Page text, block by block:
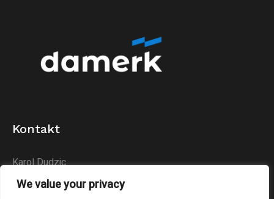
We value your privacy
Kontakt
Karol Dudzic
Huta Podłysica 24B
26-004 Bieliny